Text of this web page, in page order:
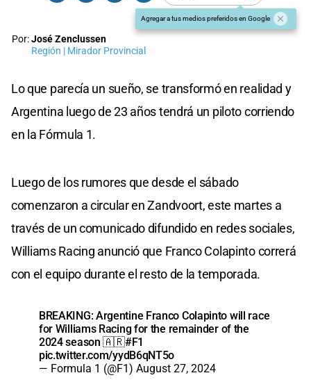
Agregar a tus medios preferidos en Google
Por:José Zenclussen
Región | Mirador Provincial
Lo que parecía un sueño, se transformó en realidad y
Argentina luego de 23 años tendrá un piloto corriendo
en la Fórmula 1.
Luego de los rumores que desde el sábado
comenzaron a circular en Zandvoort, este martes a
través de un comunicado difundido en redes sociales,
Williams Racing anunció que Franco Colapinto correrá
con el equipo durante el resto de la temporada.
BREAKING: Argentine Franco Colapinto will race
for Williams Racing for the remainder of the
2024 season 🇦🇷#F1
pic.twitter.com/yydB6qNT5o
— Formula 1 (@F1) August 27, 2024